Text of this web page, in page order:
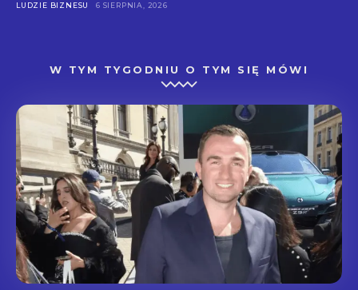
LUDZIE BIZNESU 6 SIERPNIA, 2026
W TYM TYGODNIU O TYM SIĘ MÓWI